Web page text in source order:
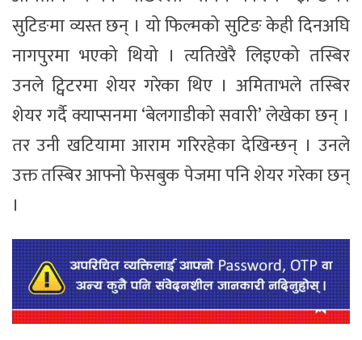
सुटिङमा व्यस्त छन् । यो फिल्मको सुटिङ केही दिनअघि
नागपुरमा भएको थियो । त्यतिखेरै लिइएको तस्बिर
उनले ट्विटरमा शेयर गरेका थिए । अमिताभले तस्बिर
शेयर गर्दै क्याप्सनमा ‘बेलगाडीको सवारी’ लेखेका छन् ।
तर उनी खटियामा आराम गरिरहेका देखिन्छन् । उनले
उक्त तस्बिर आफ्नो फेसबुक पेजमा पनि शेयर गरेका छन्
।